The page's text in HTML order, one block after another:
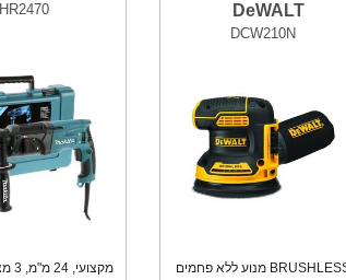
DeWALT
DCW210N
BRUSHLESS מנוע ללא פחמים
HR2470